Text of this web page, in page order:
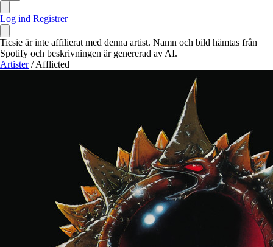
Log ind Registrer
Ticsie är inte affilierat med denna artist. Namn och bild hämtas från
Spotify och beskrivningen är genererad av AI.
Artister / Afflicted